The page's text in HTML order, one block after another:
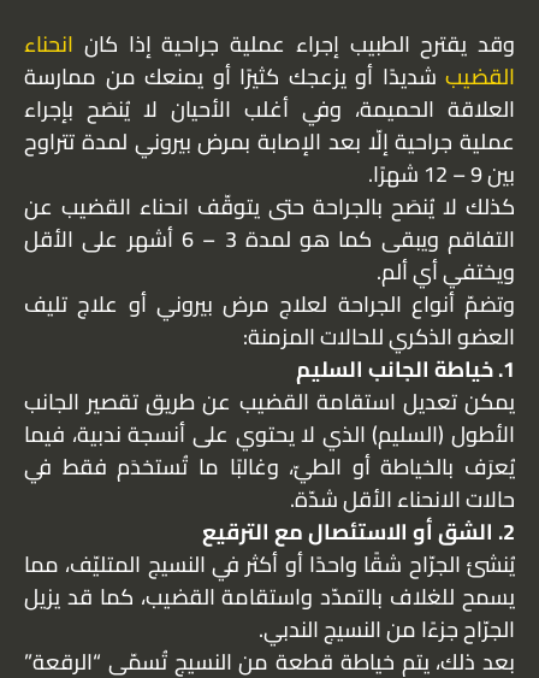
وقد يقترح الطبيب إجراء عملية جراحية إذا كان انحناء
القضيب شديدًا أو يزعجك كثيرًا أو يمنعك من ممارسة
العلاقة الحميمة، وفي أغلب الأحيان لا يُنصَح بإجراء
عملية جراحية إلّا بعد الإصابة بمرض بيروني لمدة تتراوح
بين 9 – 12 شهرًا.
كذلك لا يُنصَح بالجراحة حتى يتوقّف انحناء القضيب عن
التفاقم ويبقى كما هو لمدة 3 – 6 أشهر على الأقل
ويختفي أي ألم.
وتضمّ أنواع الجراحة لعلاج مرض بيروني أو علاج تليف
العضو الذكري للحالات المزمنة:
1. خياطة الجانب السليم
يمكن تعديل استقامة القضيب عن طريق تقصير الجانب
الأطول (السليم) الذي لا يحتوي على أنسجة ندبية، فيما
يُعرَف بالخياطة أو الطيّ، وغالبًا ما تُستخدَم فقط في
حالات الانحناء الأقل شدّة.
2. الشق أو الاستئصال مع الترقيع
يُنشئ الجرّاح شقًا واحدًا أو أكثر في النسيج المتليّف، مما
يسمح للغلاف بالتمدّد واستقامة القضيب، كما قد يزيل
الجرّاح جزءًا من النسيج الندبي.
بعد ذلك، يتم خياطة قطعة من النسيج تُسمّى “الرقعة”